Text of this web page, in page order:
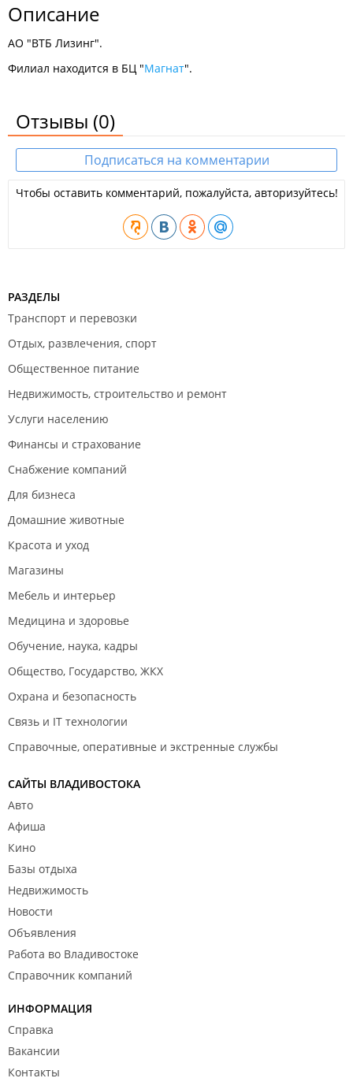
Описание
АО "ВТБ Лизинг".
Филиал находится в БЦ "Магнат".
Отзывы (0)
Подписаться на комментарии
Чтобы оставить комментарий, пожалуйста, авторизуйтесь!
РАЗДЕЛЫ
Транспорт и перевозки
Отдых, развлечения, спорт
Общественное питание
Недвижимость, строительство и ремонт
Услуги населению
Финансы и страхование
Снабжение компаний
Для бизнеса
Домашние животные
Красота и уход
Магазины
Мебель и интерьер
Медицина и здоровье
Обучение, наука, кадры
Общество, Государство, ЖКХ
Охрана и безопасность
Связь и IT технологии
Справочные, оперативные и экстренные службы
САЙТЫ ВЛАДИВОСТОКА
Авто
Афиша
Кино
Базы отдыха
Недвижимость
Новости
Объявления
Работа во Владивостоке
Справочник компаний
ИНФОРМАЦИЯ
Справка
Вакансии
Контакты